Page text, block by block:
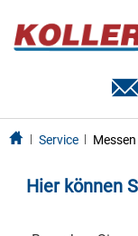
Service Messen
Hier können